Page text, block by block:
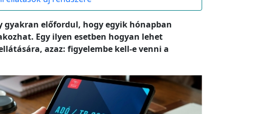
előfordul, hogy egyik hónapban
Egy ilyen esetben hogyan lehet
azaz: figyelembe kell-e venni a